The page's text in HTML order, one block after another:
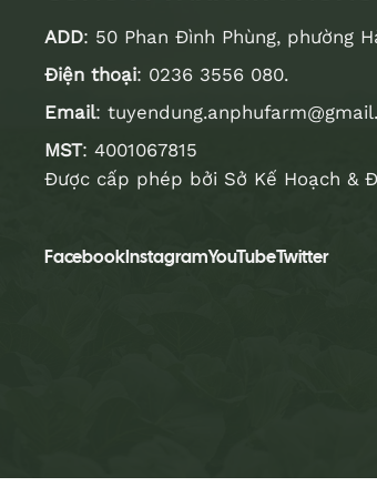
ADD: 50 Phan Đình Phùng, phường
Điện thoại: 0236 3556 080.
Email:
MST: 4001067815
Được cấp phép bởi Sở Kế Hoạch &
FacebookInstagramYouTubeTwitter